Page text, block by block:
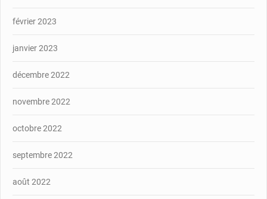
février 2023
janvier 2023
décembre 2022
novembre 2022
octobre 2022
septembre 2022
août 2022